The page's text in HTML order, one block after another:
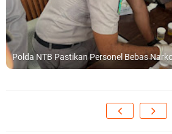
Polda NTB Pastikan Personel Bebas